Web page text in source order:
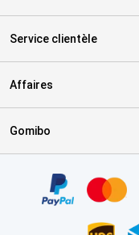
Service clientèle
Affaires
Gomibo